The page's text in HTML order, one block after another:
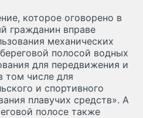
которое оговорено в
гражданин вправе
механических
полосой водных
для передвижения и
том числе для
и спортивного
плавучих средств». А
полосе также